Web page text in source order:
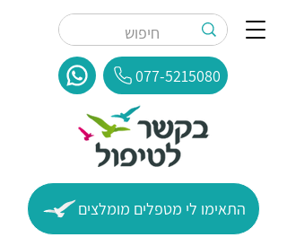
077-5215080
התאימו לי מטפלים מומלצים